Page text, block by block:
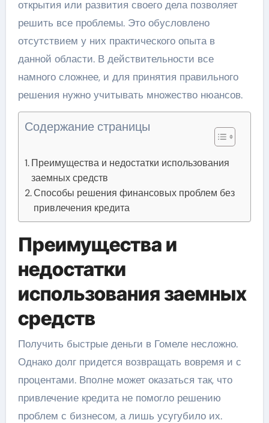
открытия или развития своего дела позволяет
решить все проблемы. Это обусловлено
отсутствием у них практического опыта в
данной области. В действительности все
намного сложнее, и для принятия правильного
решения нужно учитывать множество нюансов.
Содержание страницы
Преимущества и недостатки использования
заемных средств
Способы решения финансовых проблем без
привлечения кредита
Преимущества и
недостатки
использования заемных
средств
Получить быстрые деньги в Гомеле несложно.
Однако долг придется возвращать вовремя и с
процентами. Вполне может оказаться так, что
привлечение кредита не помогло решению
проблем с бизнесом, а лишь усугубило их.